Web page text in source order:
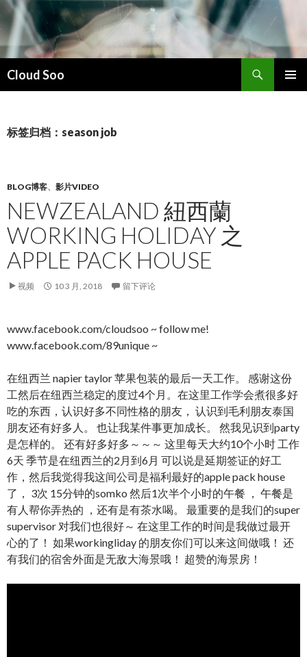
Cloud Soo
索
文
标签归档：season job
BLOG博客、 影片VIDEO
NEWZEALAND 紐西蘭
WORKING HOLIDAY 之
APPLE PACK HOUSE
视频 10 3 月, 2018 留下评论
www.facebook.com/cloudsoo ~ follow me!
www.facebook.com/89unique ~
在纽西兰 napier taylor 苹果包装的最后一天工作。 感谢这份
工然后在纽西兰稳定的度过4个月。在这里工作学会煮很多好
吃的东西，认识好多不同性格的朋友， 认识到毛利朋友泰国
朋友还有好多人。 也让我某件事更加成长。 然我见识到party
是怎样的。 还有好多好多～～～ 这里每天大约10个小时 工作
6天 季节是在纽西兰的2月到6月 可以说是延期签证的好工
作，然后我觉得我这间公司是福利最好的apple pack house
了， 3次 15分钟的somko 然后1次半个小时的午餐 ， 午餐是
有人帮你弄热的 ，还有是有茶水喝。 最重要的是我们的super
supervisor 对我们也很好～ 在这里工作的时间是我做过最开
心的了！ 如果workingliday 的朋友你们可以来这间做哦！ 还
有我们的宿舍外面是无敌大海景哦！ 超赞的海景房！